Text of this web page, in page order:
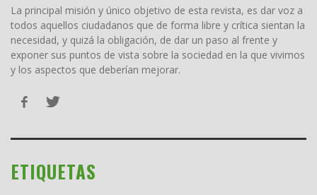
La principal misión y único objetivo de esta revista, es dar voz a
todos aquellos ciudadanos que de forma libre y crítica sientan la
necesidad, y quizá la obligación, de dar un paso al frente y
exponer sus puntos de vista sobre la sociedad en la que vivimos
y los aspectos que deberían mejorar.
ETIQUETAS